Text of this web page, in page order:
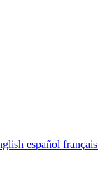
español français